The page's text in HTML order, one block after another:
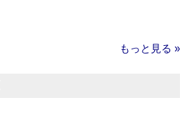
もっと見る »